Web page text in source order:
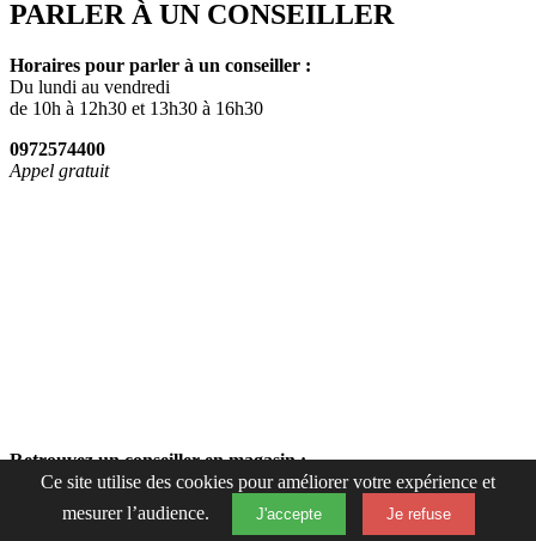
Ce site utilise des cookies pour améliorer votre expérience et
mesurer l’audience.
J'accepte Je refuse
PARLER À UN CONSEILLER
Horaires pour parler à un conseiller :
Du lundi au vendredi
de 10h à 12h30 et 13h30 à 16h30
0972574400
Appel gratuit
Retrouvez un conseiller en magasin :
Du lundi au samedi de 10h à 19h15
Fermer